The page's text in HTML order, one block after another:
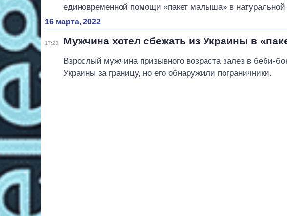
единовременной помощи «пакет малыша» в
16 марта, 2022
17:23 Мужчина хотел сбежать из Украины в
Взрослый мужчина призывного возраста залез в беби-
Украины за границу, но его обнаружили пограничники.